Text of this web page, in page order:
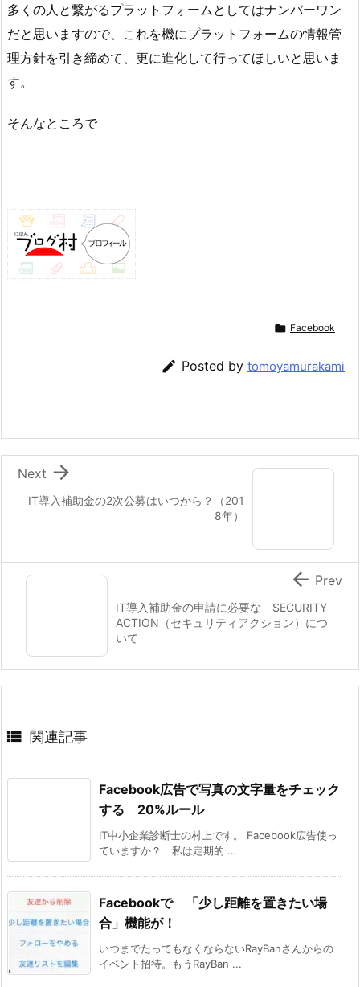
多くの人と繋がるプラットフォームとしてはナンバーワン
だと思いますので、これを機にプラットフォームの情報管
理方針を引き締めて、更に進化して行ってほしいと思いま
す。
そんなところで
 Facebook
 Posted by tomoyamurakami
IT導入補助金の2次公募はいつから？（201
8年）

Next
IT導入補助金の申請に必要な SECURITY
ACTION（セキュリティアクション）につ
いて
 Prev
 関連記事
Facebook広告で写真の文字量をチェック
する 20%ルール
IT中小企業診断士の村上です。 Facebook広告使っ
ていますか？ 私は定期的 ...
Facebookで 「少し距離を置きたい場
合」機能が！
いつまでたってもなくならないRayBanさんからの
イベント招待。もうRayBan ...